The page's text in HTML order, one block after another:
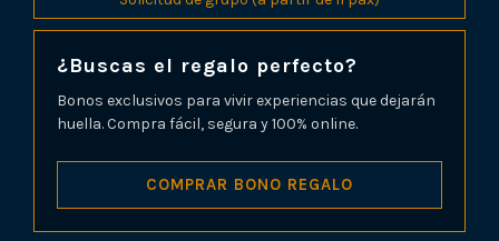
¿Buscas el regalo perfecto?
Bonos exclusivos para vivir experiencias que dejarán
huella. Compra fácil, segura y 100% online.
COMPRAR BONO REGALO